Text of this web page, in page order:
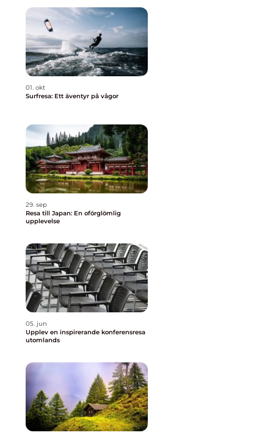
01. okt
Surfresa: Ett äventyr på vågor
29. sep
Resa till Japan: En oförglömlig
upplevelse
05. jun
Upplev en inspirerande konferensresa
utomlands